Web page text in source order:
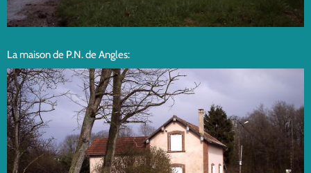
La maison de P.N. de Angles: